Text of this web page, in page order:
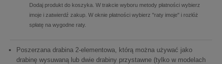
Dodaj produkt do koszyka. W trakcie wyboru metody płatności wybierz
imoje i zatwierdź zakup. W oknie płatności wybierz "raty imoje" i rozłóż
spłatę na wygodne raty.
Poszerzana drabina 2-elementowa, którą można używać jako
drabinę wysuwaną lub dwie drabiny przystawne (tylko w modelach